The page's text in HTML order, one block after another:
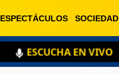
ESPECTÁCULOS SOCIEDAD
ESCUCHA EN VIVO